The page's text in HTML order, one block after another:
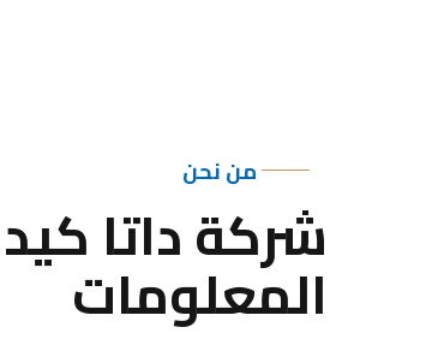
من نحن
شركة داتا
المعلومات